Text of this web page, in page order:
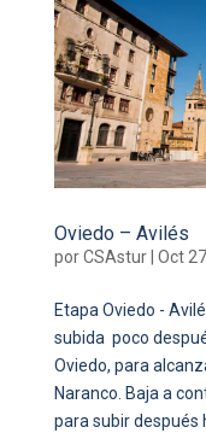
Oviedo – Avilés
porCSAstur| Oct
Etapa Oviedo -
subida poco
Oviedo, para
Naranco. Baja a
para subir después